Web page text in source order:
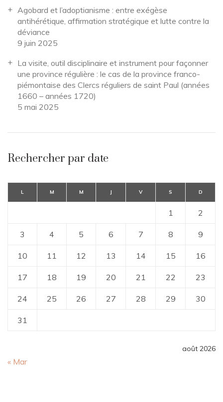
Agobard et l’adoptianisme : entre exégèse
antihérétique, affirmation stratégique et lutte contre la
déviance
9 juin 2025
La visite, outil disciplinaire et instrument pour façonner
une province régulière : le cas de la province franco-
piémontaise des Clercs réguliers de saint Paul (années
1660 – années 1720)
5 mai 2025
Rechercher par date
août 2026
L M M J V S D
1 2
3 4 5 6 7 8 9
10 11 12 13 14 15 16
17 18 19 20 21 22 23
24 25 26 27 28 29 30
31
« Mar